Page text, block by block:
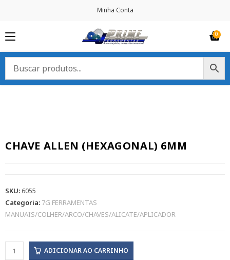
Minha Conta
CHAVE ALLEN (HEXAGONAL) 6MM
SKU:6055
Categoria: 7G FERRAMENTAS
MANUAIS/COLHER/ARCO/CHAVES/ALICATE/APLICADOR
ADICIONAR AO CARRINHO